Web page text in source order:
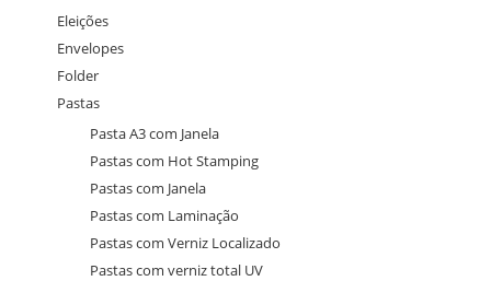
Eleições
Envelopes
Folder
Pastas
Pasta A3 com Janela
Pastas com Hot Stamping
Pastas com Janela
Pastas com Laminação
Pastas com Verniz Localizado
Pastas com verniz total UV